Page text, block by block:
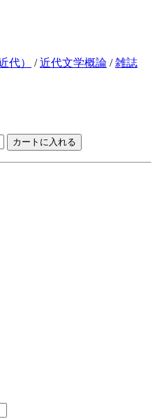
代） /近代文学概論 /雑誌